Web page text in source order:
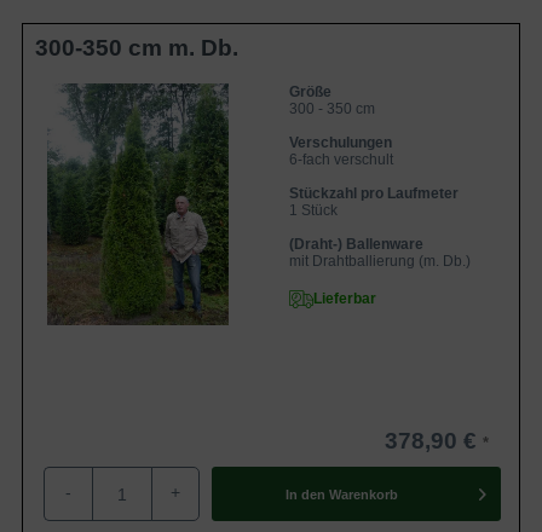
300-350 cm m. Db.
Größe
300 - 350 cm
Verschulungen
6-fach verschult
Stückzahl pro Laufmeter
1 Stück
(Draht-) Ballenware
mit Drahtballierung (m. Db.)
Lieferbar
378,90 €
- + In den Warenkorb